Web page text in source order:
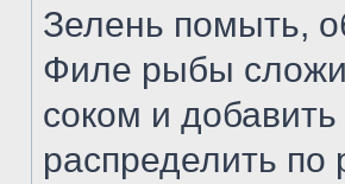
Зелень помыть,
Филе рыбы
соком и
распределить по